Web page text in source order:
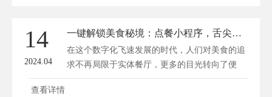
14
2024.04
一键解锁美食秘境：点餐小程序，舌尖上的即时满足。
在这个数字化飞速发展的时代，人们对美食的追
求不再局限于实体餐厅，更多的目光转向了便
捷...
查看详情